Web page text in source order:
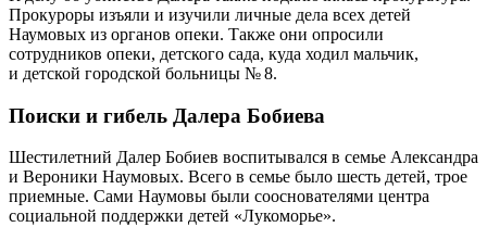
Прокуроры изъяли и изучили личные дела всех детей
Наумовых из органов опеки. Также они опросили
сотрудников опеки, детского сада, куда ходил мальчик,
и детской городской больницы № 8.
Поиски и гибель Далера Бобиева
Шестилетний Далер Бобиев воспитывался в семье Александра
и Вероники Наумовых. Всего в семье было шесть детей, трое
приемные. Сами Наумовы были сооснователями центра
социальной поддержки детей «Лукоморье».